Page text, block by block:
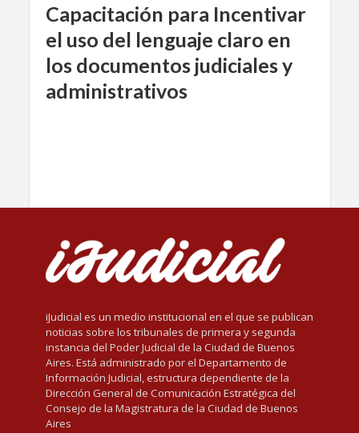
Capacitación para Incentivar
el uso del lenguaje claro en
los documentos judiciales y
administrativos
iJudicial es un medio institucional en el que se publican
noticias sobre los tribunales de primera y segunda
instancia del Poder Judicial de la Ciudad de Buenos
Aires. Está administrado por el Departamento de
Información Judicial, estructura dependiente de la
Dirección General de Comunicación Estratégica del
Consejo de la Magistratura de la Ciudad de Buenos
Aires